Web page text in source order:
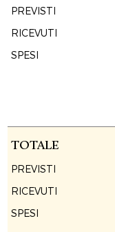
PREVISIONE
Cooperativa
CNA SERVIZI
PREVISTI
RICEVUTI
SPESI
PREVISIONE
TOTALE
PREVISTI
RICEVUTI
SPESI